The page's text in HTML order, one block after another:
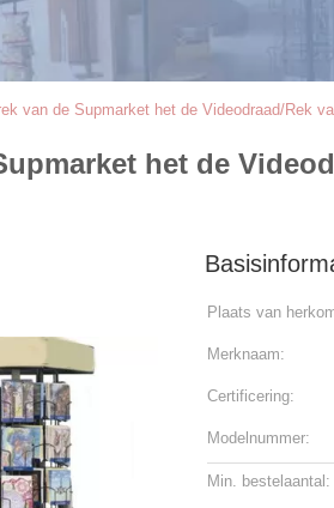
van de Supmarket het de Videodraad/Rek
het de
Plaats van
Merknaam:
Certificering:
Modelnummer:
Min. bestelaantal: